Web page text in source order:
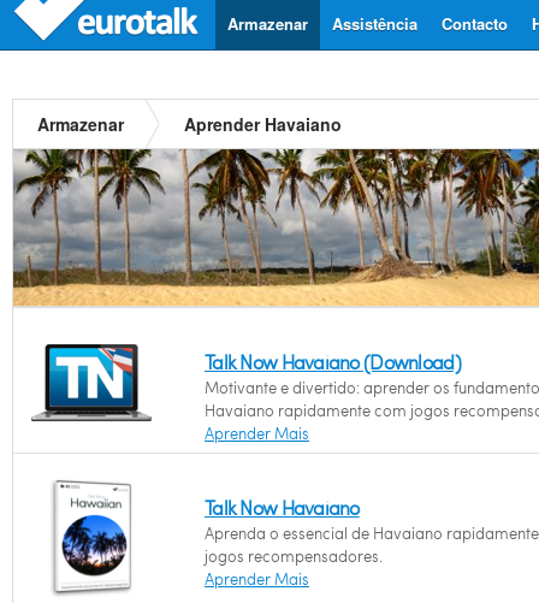
Contacto
Assistência
Armazenar
Armazenar Aprender Havaiano
Talk Now Havaiano (Download)
Motivante e divertido: aprender os
Havaiano rapidamente com jogos
Aprender Mais
Talk Now Havaiano
Aprenda o essencial de Havaiano
jogos recompensadores.
Aprender Mais